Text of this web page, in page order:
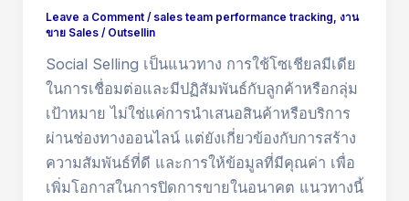
Leave a Comment / sales team performance tracking, งาน
ขาย Sales/ Outsellin
Social Selling เป็นแนวทาง การใช้โซเชียลมีเดีย
ในการเชื่อมต่อและมีปฏิสัมพันธ์กับลูกค้าหรือกลุ่ม
เป้าหมาย ไม่ใช่แค่การนำเสนอสินค้าหรือบริการ
ผ่านช่องทางออนไลน์ แต่ยังเกี่ยวข้องกับการสร้าง
ความสัมพันธ์ที่ดี และการให้ข้อมูลที่มีคุณค่า เพื่อ
เพิ่มโอกาสในการปิดการขายในอนาคต แนวทางนี้